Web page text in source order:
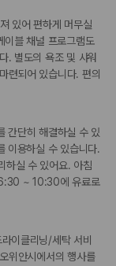
있어 편하게 머무실
이블 채널 프로그램도
. 별도의 욕조 및 샤워
련되어 있습니다. 편의
간단히 해결하실 수 있
이용하실 수 있습니다.
하실 수 있어요. 아침
~ 10:30에 유료로
이클리닝/세탁 서비
위안시에서의 행사를